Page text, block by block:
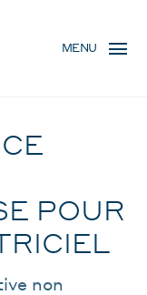
MENU
POUR
non